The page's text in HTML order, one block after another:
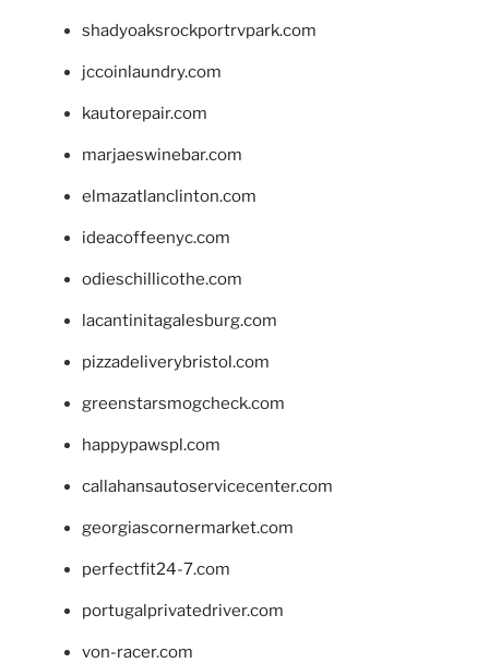
shadyoaksrockportrvpark.com
jccoinlaundry.com
kautorepair.com
marjaeswinebar.com
elmazatlanclinton.com
ideacoffeenyc.com
odieschillicothe.com
lacantinitagalesburg.com
pizzadeliverybristol.com
greenstarsmogcheck.com
happypawspl.com
callahansautoservicecenter.com
georgiascornermarket.com
perfectfit24-7.com
portugalprivatedriver.com
von-racer.com